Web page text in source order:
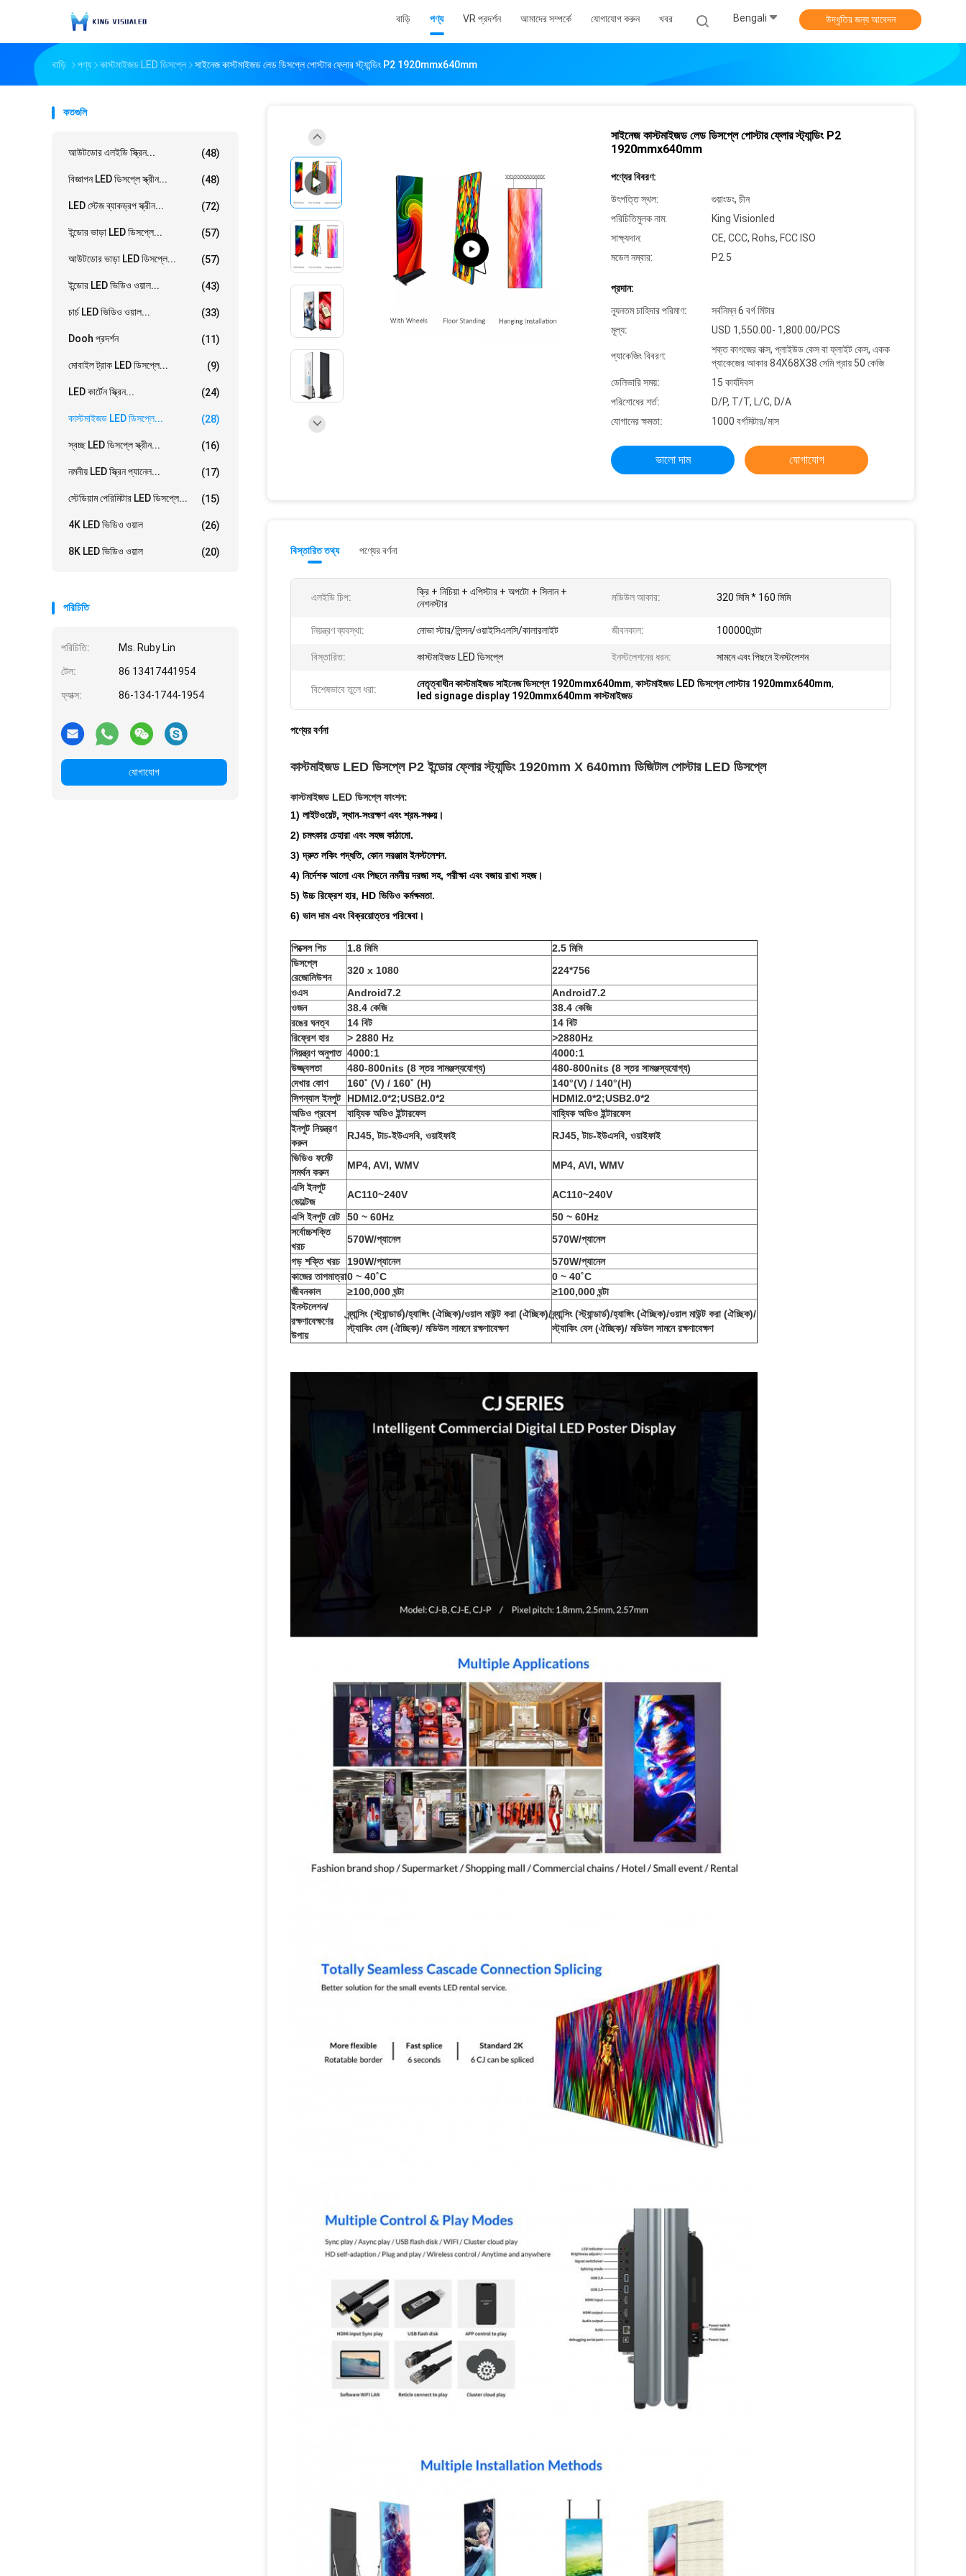
বাড়ি পণ্য VR প্রদর্শন আমাদের সম্পর্কে যোগাযোগ করুন খবর Bengali উদ্ধৃতির জন্য আবেদন
বাড়ি পণ্য কাস্টমাইজড LED ডিসপ্লে সাইনেজ কাস্টমাইজড লেড ডিসপ্লে পোস্টার ফ্লোর স্ট্যান্ডিং P2 1920mmx640mm
কতগুলি
আউটডোর এলইডি স্ক্রিন... (48)
বিজ্ঞাপন LED ডিসপ্লে স্ক্রীন... (48)
LED স্টেজ ব্যাকড্রপ স্ক্রীন... (72)
ইন্ডোর ভাড়া LED ডিসপ্লে... (57)
আউটডোর ভাড়া LED ডিসপ্লে... (57)
ইন্ডোর LED ভিডিও ওয়াল... (43)
চার্চ LED ভিডিও ওয়াল... (33)
Dooh প্রদর্শন (11)
মোবাইল ট্রাক LED ডিসপ্লে... (9)
LED কার্টেন স্ক্রিন... (24)
কাস্টমাইজড LED ডিসপ্লে... (28)
স্বচ্ছ LED ডিসপ্লে স্ক্রীন... (16)
নমনীয় LED স্ক্রিন প্যানেল... (17)
স্টেডিয়াম পেরিমিটার LED ডিসপ্লে... (15)
4K LED ভিডিও ওয়াল (26)
8K LED ভিডিও ওয়াল (20)
পরিচিতি
পরিচিতি: Ms. Ruby Lin
টেল: 86 13417441954
ফ্যাক্স: 86-134-1744-1954
যোগাযোগ
সাইনেজ কাস্টমাইজড লেড ডিসপ্লে পোস্টার ফ্লোর স্ট্যান্ডিং P2
1920mmx640mm
পণ্যের বিবরণ:
উৎপত্তি স্থল:
গুয়াংডং, চীন
পরিচিতিমুলক নাম:
King Visionled
সাক্ষ্যদান:
CE, CCC, Rohs, FCC ISO
মডেল নম্বার:
P2.5
প্রদান:
ন্যূনতম চাহিদার পরিমাণ:
সর্বনিম্ন 6 বর্গ মিটার
মূল্য:
USD 1,550.00- 1,800.00/PCS
প্যাকেজিং বিবরণ:
শক্ত কাগজের বাক্স, প্লাইউড কেস বা ফ্লাইট কেস, একক
প্যাকেজের আকার 84X68X38 সেমি প্রায় 50 কেজি
ডেলিভারি সময়:
15 কার্যদিবস
পরিশোধের শর্ত:
D/P, T/T, L/C, D/A
যোগানের ক্ষমতা:
1000 বর্গমিটার/মাস
ভালো দাম যোগাযোগ
বিস্তারিত তথ্য পণ্যের বর্ণনা
এলইডি চিপ:
ক্রি + নিচিয়া + এপিস্টার + অপটো + সিলান +
নেশনস্টার
মডিউল আকার: 320 মিমি * 160 মিমি
নিয়ন্ত্রণ ব্যবস্থা: নোভা স্টার/লিন্সন/ওয়াইসিএলসি/কালারলাইট জীবনকাল: 100000ঘন্টা
বিস্তারিত: কাস্টমাইজড LED ডিসপ্লে ইনস্টলেশনের ধরন: সামনে এবং পিছনে ইনস্টলেশন
বিশেষভাবে তুলে ধরা: নেতৃত্বাধীন কাস্টমাইজড সাইনেজ ডিসপ্লে 1920mmx640mm, কাস্টমাইজড LED ডিসপ্লে পোস্টার 1920mmx640mm,
led signage display 1920mmx640mm কাস্টমাইজড
পণ্যের বর্ণনা
কাস্টমাইজড LED ডিসপ্লে P2 ইন্ডোর ফ্লোর স্ট্যান্ডিং 1920mm X 640mm ডিজিটাল পোস্টার LED ডিসপ্লে
কাস্টমাইজড LED ডিসপ্লে ফাংশন:
1) লাইটওয়েট, স্থান-সংরক্ষণ এবং শ্রম-সঞ্চয়।
2) চমৎকার চেহারা এবং সহজ কাঠামো.
3) দ্রুত লকিং পদ্ধতি, কোন সরঞ্জাম ইনস্টলেশন.
4) নির্দেশক আলো এবং পিছনে নমনীয় দরজা সহ, পরীক্ষা এবং বজায় রাখা সহজ।
5) উচ্চ রিফ্রেশ হার, HD ভিডিও কর্মক্ষমতা.
6) ভাল দাম এবং বিক্রয়োত্তর পরিষেবা।
পিক্সেল পিচ 1.8 মিমি
2.5 মিমি
ডিসপ্লে
রেজোলিউশন
320 x 1080
224*756
ওএস
Android7.2
Android7.2
ওজন
38.4 কেজি
38.4 কেজি
রঙের ঘনত্ব
14 বিট
14 বিট
রিফ্রেশ হার
> 2880 Hz
>2880Hz
নিয়ন্ত্রণ অনুপাত 4000:1
4000:1
উজ্জ্বলতা
480-800nits (8 স্তর সামঞ্জস্যযোগ্য)
480-800nits (8 স্তর সামঞ্জস্যযোগ্য)
দেখার কোণ
160˚ (V) / 160˚ (H)
140°(V) / 140°(H)
সিগন্যাল ইনপুট
HDMI2.0*2;USB2.0*2
HDMI2.0*2;USB2.0*2
অডিও প্রবেশ
বাহ্যিক অডিও ইন্টারফেস
বাহ্যিক অডিও ইন্টারফেস
ইনপুট নিয়ন্ত্রণ
করুন
RJ45, টাচ-ইউএসবি, ওয়াইফাই
RJ45, টাচ-ইউএসবি, ওয়াইফাই
ভিডিও ফর্মেট
সমর্থন করুন
MP4, AVI, WMV
MP4, AVI, WMV
এসি ইনপুট
ভোল্টেজ
AC110~240V
AC110~240V
এসি ইনপুট রেট
50 ~ 60Hz
50 ~ 60Hz
সর্বোচ্চশক্তি
খরচ
570W/প্যানেল
570W/প্যানেল
গড় শক্তি খরচ
190W/প্যানেল
570W/প্যানেল
কাজের তাপমাত্রা0 ~ 40˚C
0 ~ 40˚C
জীবনকাল
≥100,000 ঘন্টা
≥100,000 ঘন্টা
ইনস্টলেশন/
রক্ষণাবেক্ষণের
উপায়
ব্র্যান্সিং (স্ট্যান্ডার্ড)/হ্যাঙ্গিং (ঐচ্ছিক)/ওয়াল মাউন্ট করা (ঐচ্ছিক)/
স্ট্যাকিং বেস (ঐচ্ছিক)/ মডিউল সামনে রক্ষণাবেক্ষণ
ব্র্যান্সিং (স্ট্যান্ডার্ড)/হ্যাঙ্গিং (ঐচ্ছিক)/ওয়াল মাউন্ট করা (ঐচ্ছিক)/
স্ট্যাকিং বেস (ঐচ্ছিক)/ মডিউল সামনে রক্ষণাবেক্ষণ